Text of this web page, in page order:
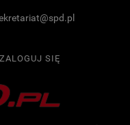
ZALOGUJ SIĘ